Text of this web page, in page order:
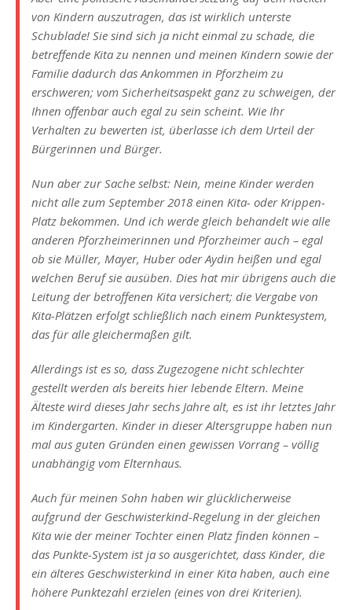
von Kindern auszutragen, das ist wirklich unterste
Schublade! Sie sind sich ja nicht einmal zu schade, die
betreffende Kita zu nennen und meinen Kindern sowie der
Familie dadurch das Ankommen in Pforzheim zu
erschweren; vom Sicherheitsaspekt ganz zu schweigen, der
Ihnen offenbar auch egal zu sein scheint. Wie Ihr
Verhalten zu bewerten ist, überlasse ich dem Urteil der
Bürgerinnen und Bürger.
Nun aber zur Sache selbst: Nein, meine Kinder werden
nicht alle zum September 2018 einen Kita- oder Krippen-
Platz bekommen. Und ich werde gleich behandelt wie alle
anderen Pforzheimerinnen und Pforzheimer auch – egal
ob sie Müller, Mayer, Huber oder Aydin heißen und egal
welchen Beruf sie ausüben. Dies hat mir übrigens auch die
Leitung der betroffenen Kita versichert; die Vergabe von
Kita-Plätzen erfolgt schließlich nach einem Punktesystem,
das für alle gleichermaßen gilt.
Allerdings ist es so, dass Zugezogene nicht schlechter
gestellt werden als bereits hier lebende Eltern. Meine
Älteste wird dieses Jahr sechs Jahre alt, es ist ihr letztes Jahr
im Kindergarten. Kinder in dieser Altersgruppe haben nun
mal aus guten Gründen einen gewissen Vorrang – völlig
unabhängig vom Elternhaus.
Auch für meinen Sohn haben wir glücklicherweise
aufgrund der Geschwisterkind-Regelung in der gleichen
Kita wie der meiner Tochter einen Platz finden können –
das Punkte-System ist ja so ausgerichtet, dass Kinder, die
ein älteres Geschwisterkind in einer Kita haben, auch eine
höhere Punktezahl erzielen (eines von drei Kriterien).